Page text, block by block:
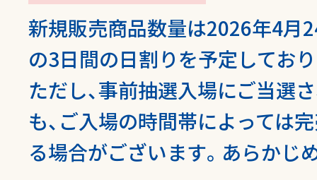
新規販売商品数量は2026年4月24
の3日間の日割りを予定してお
ただし、事前抽選入場にご当選
も、ご入場の時間帯によっては
る場合がございます。あらかじ